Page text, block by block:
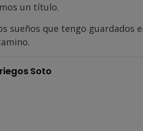
un título.
sueños que tengo guardados
Soto